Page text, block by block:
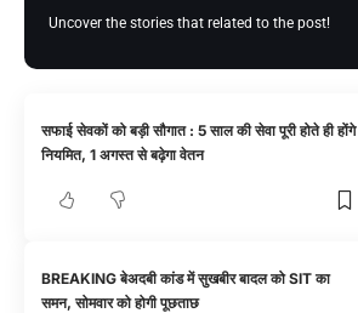
Uncover the stories that related to the post!
सफाई सेवकों को बड़ी सौगात : 5 साल की सेवा पूरी होते ही होंगे
नियमित, 1 अगस्त से बढ़ेगा वेतन
BREAKING बेअदबी कांड में सुखबीर बादल को SIT का
समन, सोमवार को होगी पूछताछ